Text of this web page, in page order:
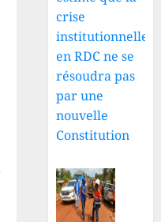
crise
institutionnelle
en RDC ne se
résoudra pas
par une
nouvelle
Constitution